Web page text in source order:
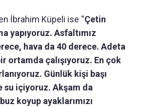
İbrahim Küpeli ise “Çetin
yapıyoruz. Asfaltımız
hava da 40 derece. Adeta
ortamda çalışıyoruz. En çok
Günlük kişi başı
su içiyoruz. Akşam da
koyup ayaklarımızı